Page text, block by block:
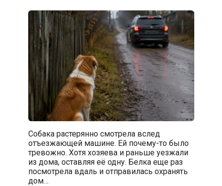
Собака растерянно смотрела вслед
отъезжающей машине. Ей почему-то было
тревожно. Хотя хозяева и раньше уезжали
из дома, оставляя её одну. Белка еще раз
посмотрела вдаль и отправилась охранять
дом…